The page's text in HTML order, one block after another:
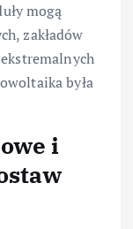
mogą
zakładów
była
i